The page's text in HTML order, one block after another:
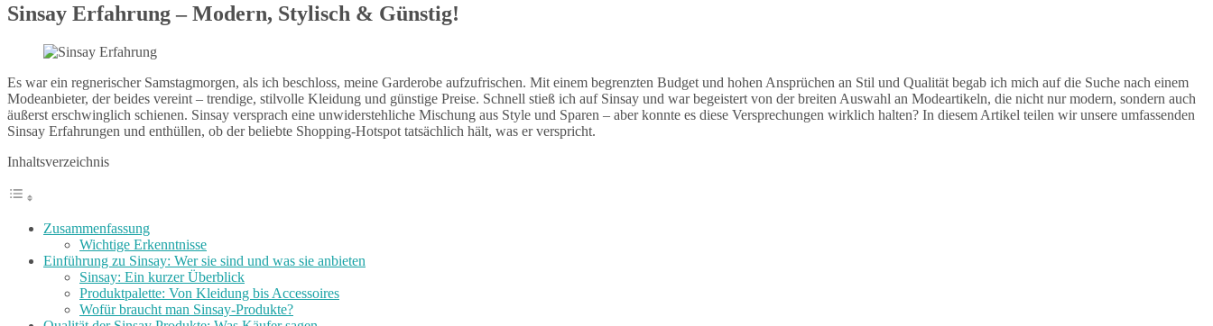
Sinsay Erfahrung – Modern, Stylisch & Günstig!
Es war ein regnerischer Samstagmorgen, als ich beschloss, meine Garderobe aufzufrischen. Mit einem begrenzten Budget und hohen Ansprüchen an Stil und Qualität begab ich mich auf die Suche nach einem
Modeanbieter, der beides vereint – trendige, stilvolle Kleidung und günstige Preise. Schnell stieß ich auf Sinsay und war begeistert von der breiten Auswahl an Modeartikeln, die nicht nur modern, sondern auch
äußerst erschwinglich schienen. Sinsay versprach eine unwiderstehliche Mischung aus Style und Sparen – aber konnte es diese Versprechungen wirklich halten? In diesem Artikel teilen wir unsere umfassenden
Sinsay Erfahrungen und enthüllen, ob der beliebte Shopping-Hotspot tatsächlich hält, was er verspricht.
Inhaltsverzeichnis
Zusammenfassung
Wichtige Erkenntnisse
Einführung zu Sinsay: Wer sie sind und was sie anbieten
Sinsay: Ein kurzer Überblick
Produktpalette: Von Kleidung bis Accessoires
Wofür braucht man Sinsay-Produkte?